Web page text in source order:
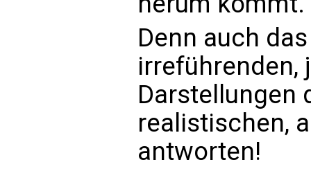
Denn auch
irreführenden,
Darstellungen
realistischen,
antworten!